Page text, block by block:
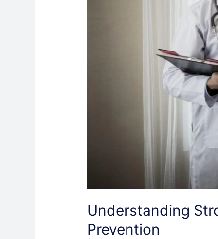
Understanding
Prevention